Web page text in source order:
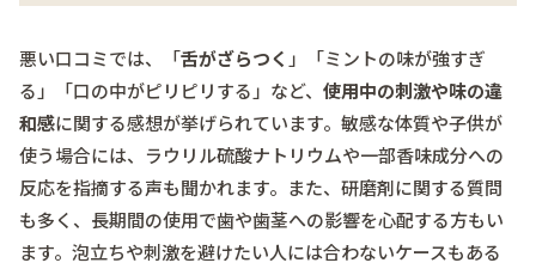
悪い口コミでは、「舌がざらつく 」「ミントの味が強すぎ
る」「口の中がピリピリする」など、 使用中の刺激や味の違
和感に関する感想が挙げられています。敏感な体質や子供が
使う場合には、ラウリル硫酸ナトリウムや一部香味成分への
反応を指摘する声も聞かれます。また、研磨剤に関する質問
も多く、長期間の使用で歯や歯茎への影響を心配する方もい
ます。泡立ちや刺激を避けたい人には合わないケースもある